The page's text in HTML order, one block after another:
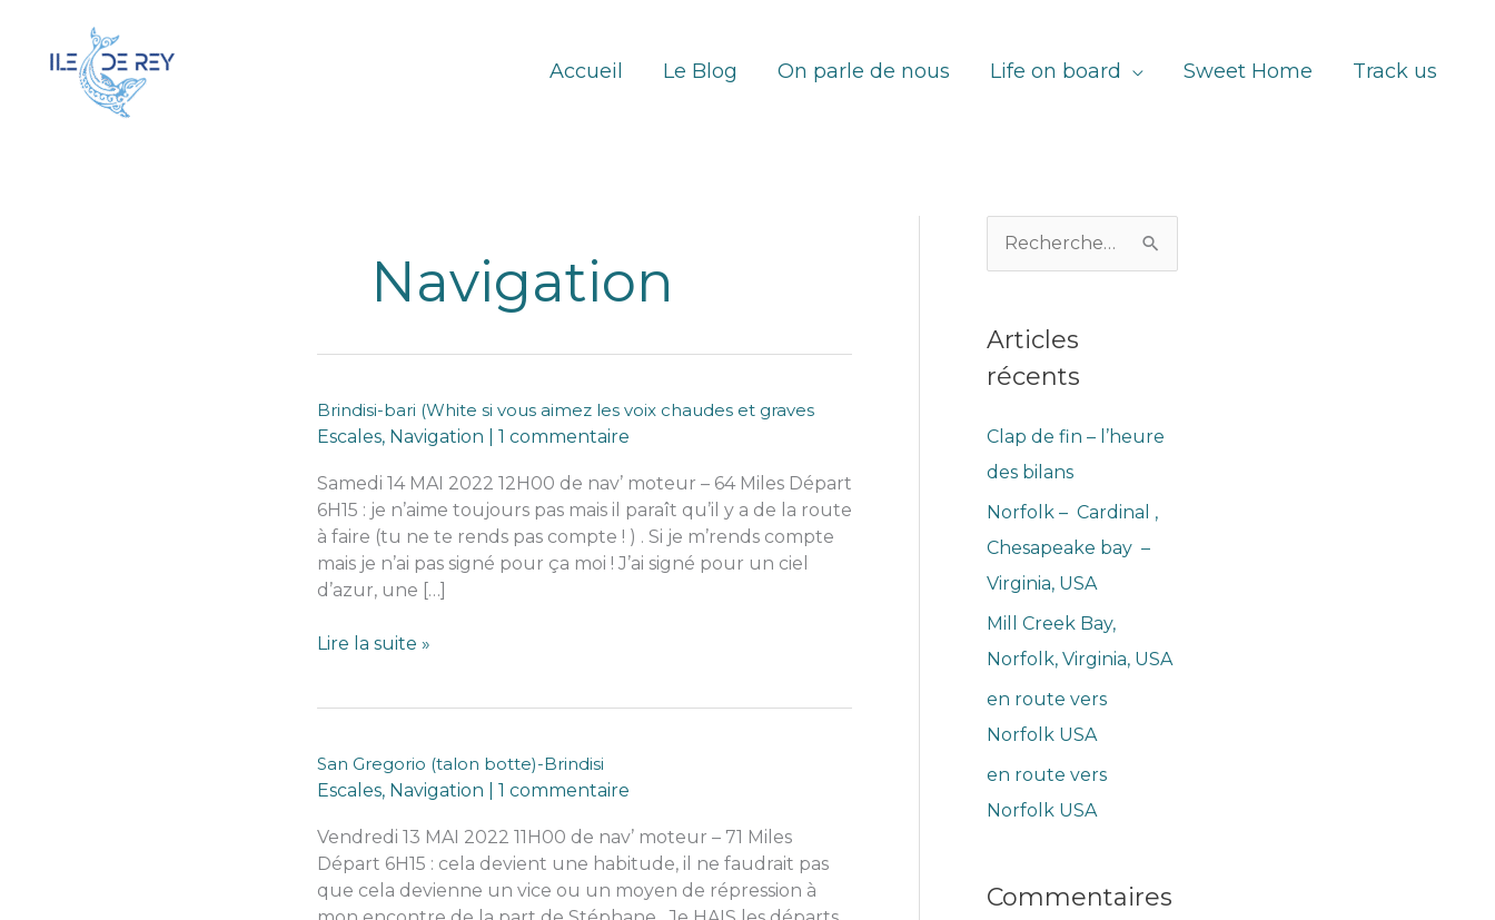
contenu
Accueil Le Blog On parle de nous Life on board Sweet Home Track us
Navigation
Brindisi-bari (White si vous aimez les voix chaudes et graves
Escales, Navigation 1 commentaire
Samedi 14 MAI 2022 12H00 de nav’ moteur – 64 Miles Départ
6H15 : je n’aime toujours pas mais il paraît qu’il y a de la route
à faire (tu ne te rends pas compte ! ) . Si je m’rends compte
mais je n’ai pas signé pour ça moi ! J’ai signé pour un ciel
d’azur, une […]
Brindisi-
aimez
les
voix
chaudes
et
graves
Lire la suite »
San Gregorio (talon botte)-Brindisi
Escales, Navigation 1 commentaire
Vendredi 13 MAI 2022 11H00 de nav’ moteur – 71 Miles
Départ 6H15 : cela devient une habitude, il ne faudrait pas
que cela devienne un vice ou un moyen de répression à
e
h
e
c
h
e
r
:
Articles
récents
Clap de fin – l’heure
des bilans
Norfolk – Cardinal ,
Chesapeake bay –
Virginia, USA
Mill Creek Bay,
Norfolk, Virginia, USA
en route vers
Norfolk USA
en route vers
Norfolk USA
Commentaires